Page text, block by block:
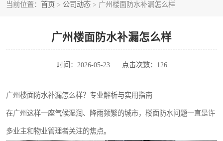
当前位置： 首页 > 公司动态 > 广州楼面防水补漏怎么样
广州楼面防水补漏怎么样
时间：2026-05-23 点击次数：126
广州楼面防水补漏怎么样？专业解析与实用指南
在广州这样一座气候湿润、降雨频繁的城市，楼面防水问题一直是许
多业主和物业管理者关注的焦点。